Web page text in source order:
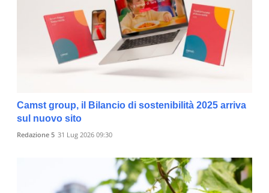
Camst group, il Bilancio di sostenibilità 2025 arriva
sul nuovo sito
Redazione 5 31 Lug 2026 09:30